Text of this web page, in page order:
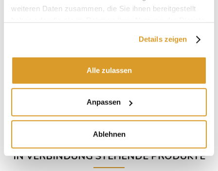
weiteren Daten zusammen, die Sie ihnen bereitgestellt
Details zeigen
Alle zulassen
Anpassen
Ablehnen
IN VERBINDUNG STEHENDE PRODUKTE